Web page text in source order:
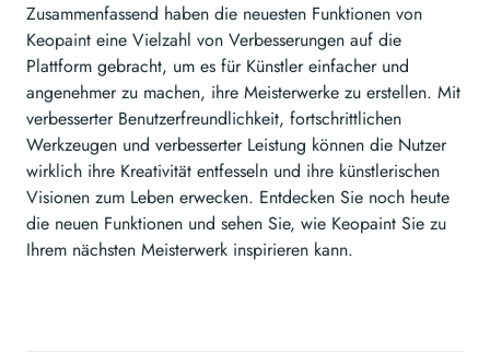
Zusammenfassend haben die neuesten Funktionen von
Keopaint eine Vielzahl von Verbesserungen auf die
Plattform gebracht, um es für Künstler einfacher und
angenehmer zu machen, ihre Meisterwerke zu erstellen. Mit
verbesserter Benutzerfreundlichkeit, fortschrittlichen
Werkzeugen und verbesserter Leistung können die Nutzer
wirklich ihre Kreativität entfesseln und ihre künstlerischen
Visionen zum Leben erwecken. Entdecken Sie noch heute
die neuen Funktionen und sehen Sie, wie Keopaint Sie zu
Ihrem nächsten Meisterwerk inspirieren kann.